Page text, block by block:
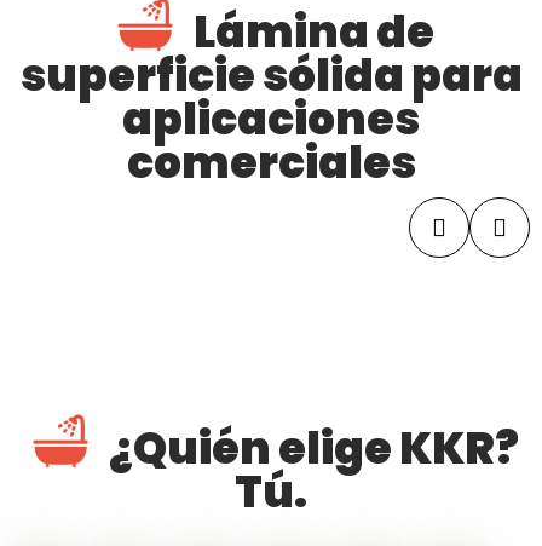
Lámina de
superficie sólida para
aplicaciones
comerciales
¿Quién elige KKR?
Tú.